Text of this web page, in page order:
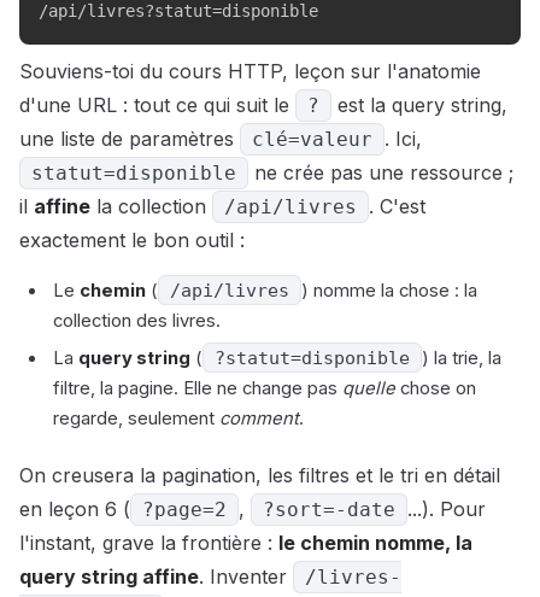
/api/livres?statut=disponible
Souviens-toi du cours HTTP, leçon sur l'anatomie
d'une URL : tout ce qui suit le
?
est la query string,
une liste de paramètres
clé=valeur . Ici,
statut=disponible
ne crée pas une ressource ;
il affine la collection /api/livres
. C'est
exactement le bon outil :
Le chemin ( /api/livres
) nomme la chose : la
collection des livres.
La query string ( ?statut=disponible
) la trie, la
filtre, la pagine. Elle ne change pas quelle chose on
regarde, seulement comment.
On creusera la pagination, les filtres et le tri en détail
en leçon 6 (
?page=2 , ?sort=-date
...). Pour
l'instant, grave la frontière : le chemin nomme, la
query string affine. Inventer
/livres-